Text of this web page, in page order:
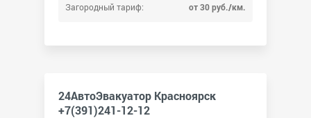
Загородный тариф: от 30 руб./км.
24АвтоЭвакуатор Красноярск
+7(391)241-12-12